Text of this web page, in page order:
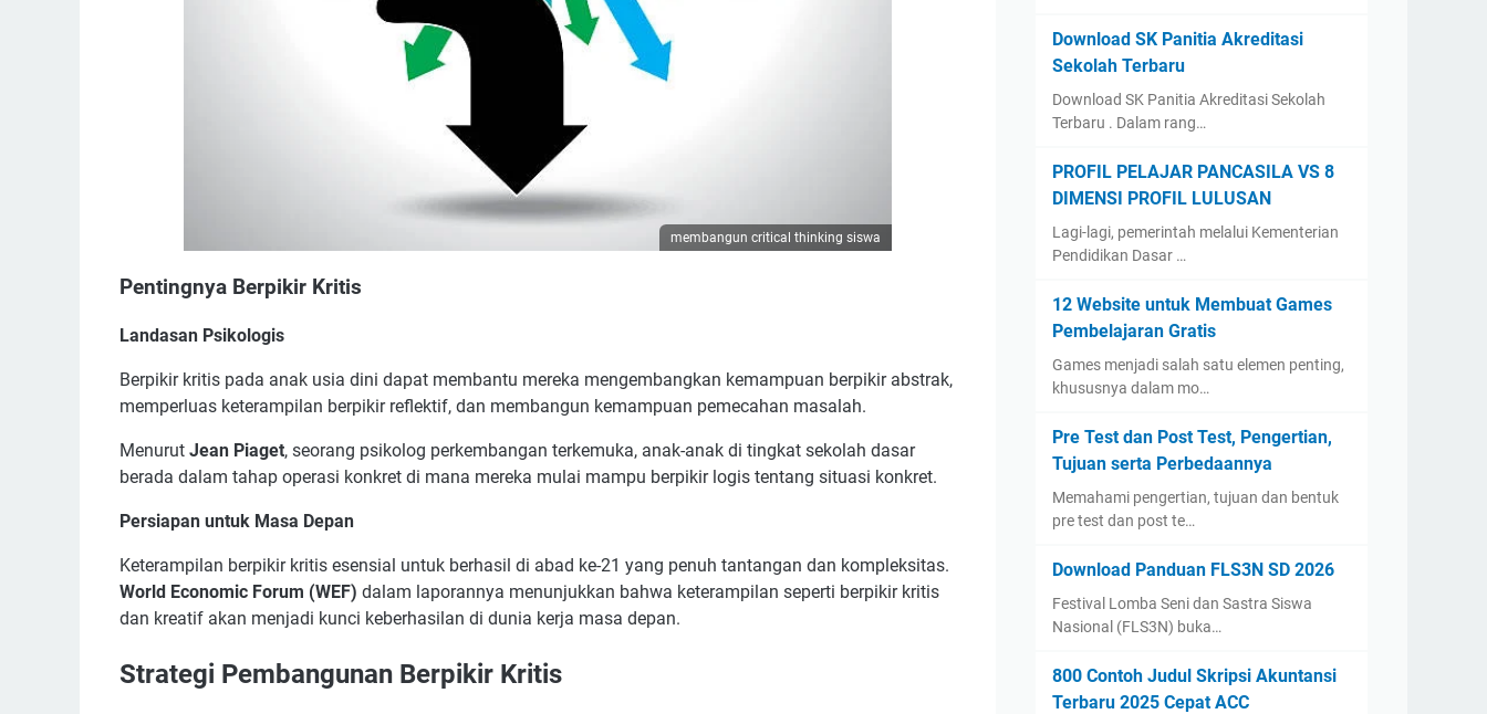
membangun critical thinking siswa
Pentingnya Berpikir Kritis
Landasan Psikologis
Berpikir kritis pada anak usia dini dapat membantu mereka mengembangkan kemampuan berpikir abstrak,
memperluas keterampilan berpikir reflektif, dan membangun kemampuan pemecahan masalah.
Menurut Jean Piaget, seorang psikolog perkembangan terkemuka, anak-anak di tingkat sekolah dasar
berada dalam tahap operasi konkret di mana mereka mulai mampu berpikir logis tentang situasi konkret.
Persiapan untuk Masa Depan
Keterampilan berpikir kritis esensial untuk berhasil di abad ke-21 yang penuh tantangan dan kompleksitas.
World Economic Forum (WEF) dalam laporannya menunjukkan bahwa keterampilan seperti berpikir kritis
dan kreatif akan menjadi kunci keberhasilan di dunia kerja masa depan.
Strategi Pembangunan Berpikir Kritis
Download SK Panitia Akreditasi
Sekolah Terbaru
Download SK Panitia Akreditasi Sekolah
Terbaru . Dalam rang…
PROFIL PELAJAR PANCASILA VS 8
DIMENSI PROFIL LULUSAN
Lagi-lagi, pemerintah melalui Kementerian
Pendidikan Dasar …
12 Website untuk Membuat Games
Pembelajaran Gratis
Games menjadi salah satu elemen penting,
khususnya dalam mo…
Pre Test dan Post Test, Pengertian,
Tujuan serta Perbedaannya
Memahami pengertian, tujuan dan bentuk
pre test dan post te…
Download Panduan FLS3N SD 2026
Festival Lomba Seni dan Sastra Siswa
Nasional (FLS3N) buka…
800 Contoh Judul Skripsi Akuntansi
Terbaru 2025 Cepat ACC